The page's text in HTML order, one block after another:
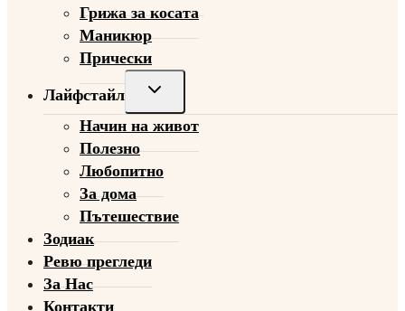
Грижа за косата
Маникюр
Прически
Лайфстайл
Toggle
menu
Начин на живот
Полезно
Любопитно
За дома
Пътешествие
Зодиак
Ревю прегледи
За Нас
Контакти